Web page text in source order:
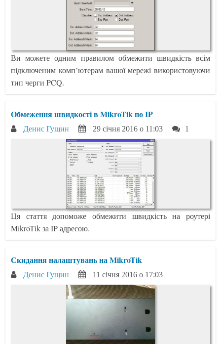
Ви можете одним правилом обмежити швидкість всім
підключеним комп’ютерам вашої мережі використовуючи
тип черги PCQ.
Обмеження швидкості в MikroTik по IP
Денис Гущин 29 січня 2016 о 11:03 1
Ця стаття допоможе обмежити швидкість на роутері
MikroTik за IP адресою.
Скидання налаштувань на MikroTik
Денис Гущин 11 січня 2016 о 17:03